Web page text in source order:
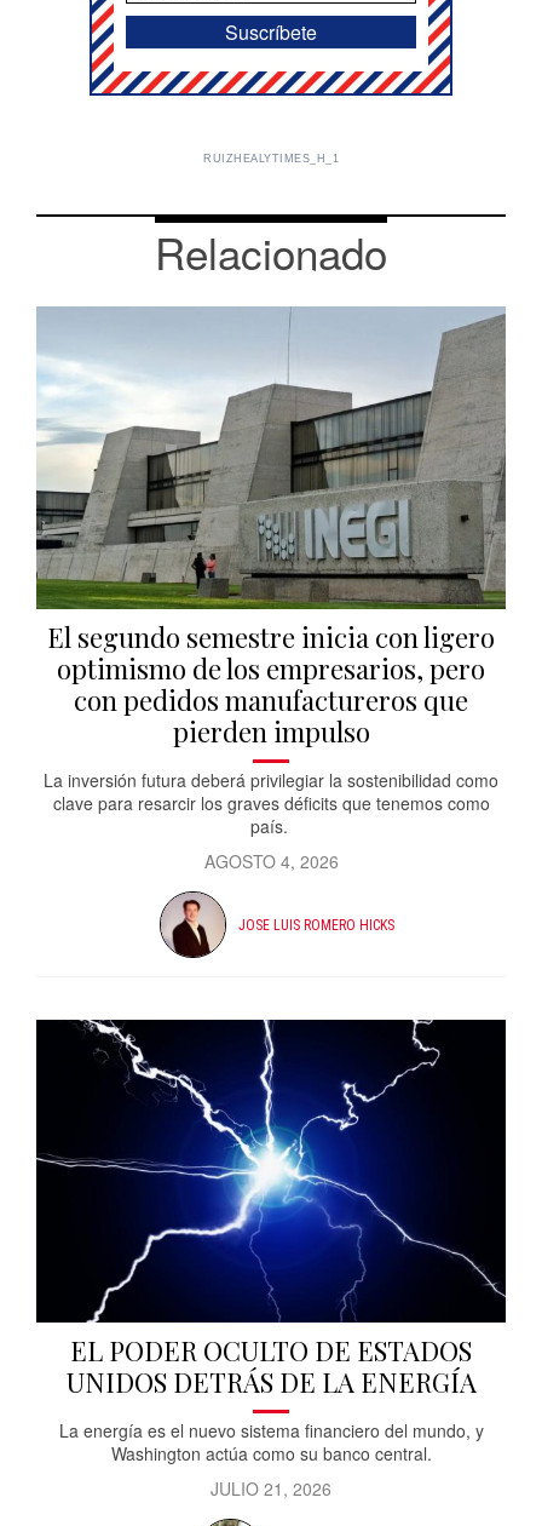
RUIZHEALYTIMES_H_1
Relacionado
El segundo semestre inicia con ligero
optimismo de los empresarios, pero
con pedidos manufactureros que
pierden impulso
La inversión futura deberá privilegiar la sostenibilidad como
clave para resarcir los graves déficits que tenemos como
país.
AGOSTO 4, 2026
JOSE LUIS ROMERO HICKS
EL PODER OCULTO DE ESTADOS
UNIDOS DETRÁS DE LA ENERGÍA
La energía es el nuevo sistema financiero del mundo, y
Washington actúa como su banco central.
JULIO 21, 2026